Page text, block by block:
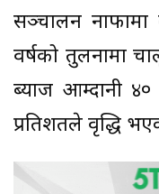
सञ्चालन
वर्षको तुलनामा
ब्याज आम्दानी
प्रतिशतले वृद्धि